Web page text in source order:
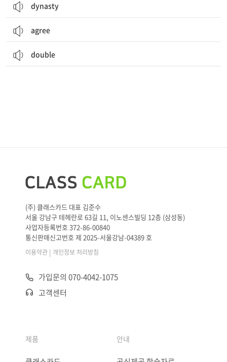
dynasty
agree
double
(주) 클래스카드 대표 김준수
서울 강남구 테헤란로 63길 11, 이노센스빌딩 12층 (삼성동)
사업자등록번호 372-86-00840
통신판매신고번호 제 2025-서울강남-04389 호
이용약관 | 개인정보 처리방침
가입문의 070-4042-1075
고객센터
제품 안내